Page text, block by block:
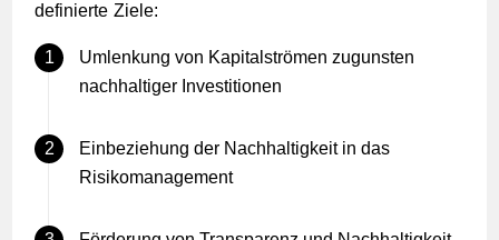
definierte Ziele:
Umlenkung von Kapitalströmen zugunsten
nachhaltiger Investitionen
Einbeziehung der Nachhaltigkeit in das
Risikomanagement